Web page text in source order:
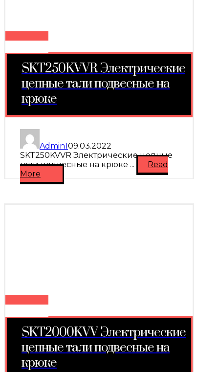
SKT250KVVR Электрические
цепные тали подвесные на
крюке
Admin109.03.2022
SKT250KVVR Электрические цепные
тали подвесные на крюке ...
Read
More
SKT2000KVV Электрические
цепные тали подвесные на
крюке